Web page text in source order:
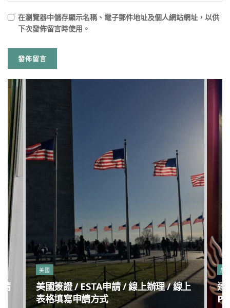
在瀏覽器中儲存顯示名稱、電子郵件地址及個人網站網址，以供
下次發佈留言時使用。
美國
美國簽證 / ESTA申請 / 線上辦理 / 線上
表格填寫申請方式
加
連